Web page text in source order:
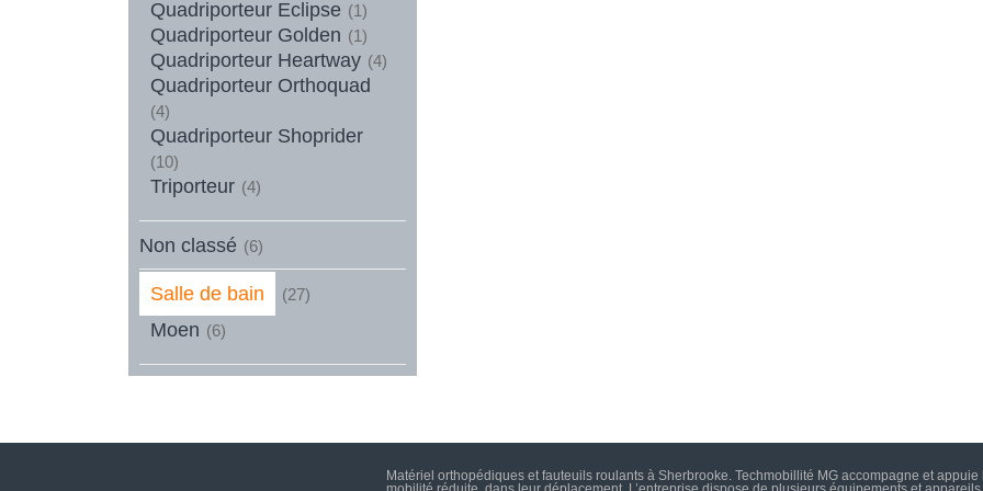
Quadriporteur Eclipse (1)
Quadriporteur Golden (1)
Quadriporteur Heartway (4)
Quadriporteur Orthoquad
(4)
Quadriporteur Shoprider
(10)
Triporteur (4)
Non classé (6)
Salle de bain (27)
Moen (6)
Matériel orthopédiques et fauteuils roulants à Sherbrooke. Techmobillité MG accompagne et